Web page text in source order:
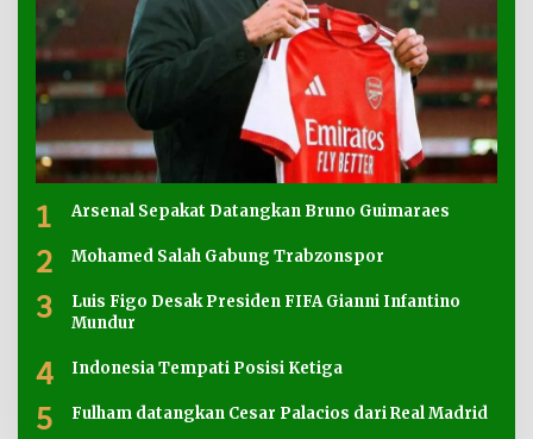
1 Arsenal Sepakat Datangkan Bruno Guimaraes
2 Mohamed Salah Gabung Trabzonspor
3
Luis Figo Desak Presiden FIFA Gianni Infantino
Mundur
4 Indonesia Tempati Posisi Ketiga
5 Fulham datangkan Cesar Palacios dari Real Madrid